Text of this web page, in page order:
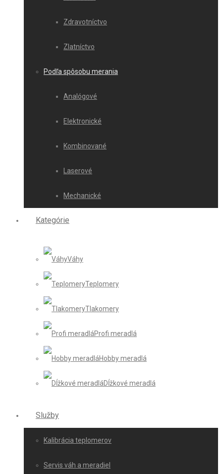
Zdravotníctvo
Zlatníctvo
Podľa spôsobu merania
Analógové
Elektronické
Kombinované
Laserové
Mechanické
Kategórie
Váhy
Teplomery
Tlakomery
Profi meradlá
Hobby meradlá
Dĺžkové meradlá
Služby
Kalibrácia teplomerov
Servis váh a meradiel